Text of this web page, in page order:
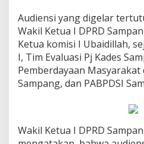
Audiensi yang digelar
Wakil Ketua I DPRD
Ketua komisi I Ubaidillah,
I, Tim Evaluasi Pj Kades
Pemberdayaan Masyarakat
Sampang, dan PABPDSI
Wakil Ketua I DPRD